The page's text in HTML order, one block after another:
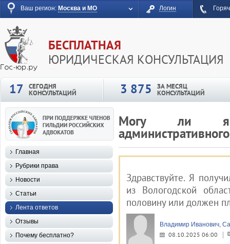
Ваш регион: Москва и МО Логин
БЕСПЛАТНАЯ
ЮРИДИЧЕСКАЯ КОНСУЛЬТАЦИЯ
17
СЕГОДНЯ
КОНСУЛЬТАЦИЙ 3 875 ЗА МЕСЯЦ
КОНСУЛЬТАЦИЙ
Могу ли я
Здравствуйте. Я
из Вологодской
половину или должен
Владимир Иванович,
08.10.2025 06:00
Главная
Рубрики права
Новости
Статьи
Лента ответов
Отзывы
Почему бесплатно?